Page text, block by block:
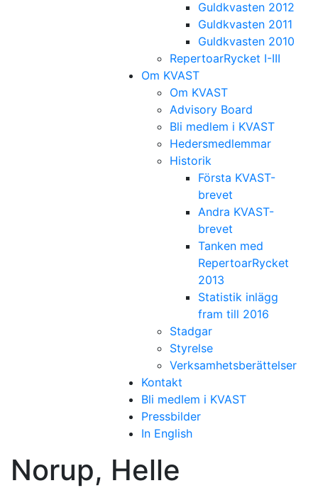
Guldkvasten 2012
Guldkvasten 2011
Guldkvasten 2010
RepertoarRycket I-III
Om KVAST
Om KVAST
Advisory Board
Bli medlem i KVAST
Hedersmedlemmar
Historik
Första KVAST-
brevet
Andra KVAST-
brevet
Tanken med
RepertoarRycket
2013
Statistik inlägg
fram till 2016
Stadgar
Styrelse
Verksamhetsberättelser
Kontakt
Bli medlem i KVAST
Pressbilder
In English
Norup, Helle